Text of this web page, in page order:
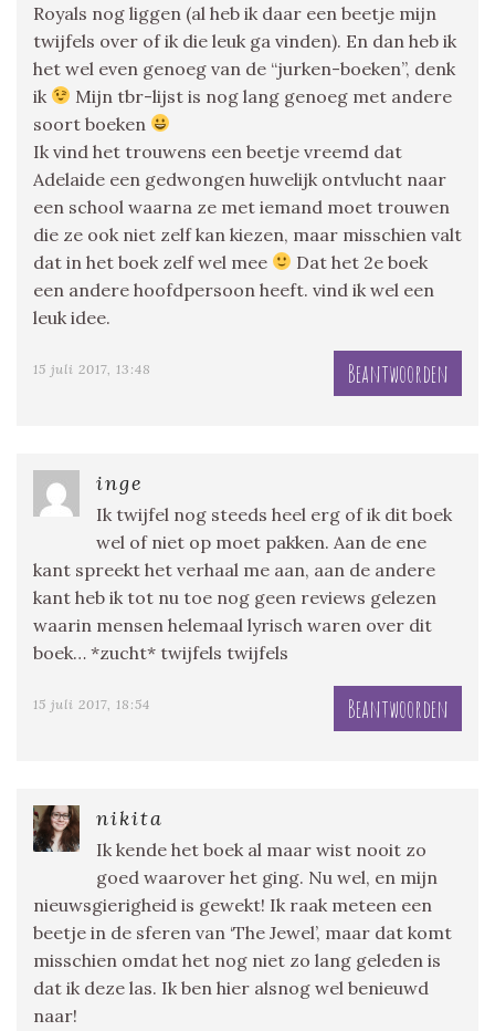
Royals nog liggen (al heb ik daar een beetje mijn
twijfels over of ik die leuk ga vinden). En dan heb ik
het wel even genoeg van de “jurken-boeken”, denk
ik
Mijn tbr-lijst is nog lang genoeg met andere
soort boeken
Ik vind het trouwens een beetje vreemd dat
Adelaide een gedwongen huwelijk ontvlucht naar
een school waarna ze met iemand moet trouwen
die ze ook niet zelf kan kiezen, maar misschien valt
dat in het boek zelf wel mee
Dat het 2e boek
een andere hoofdpersoon heeft. vind ik wel een
leuk idee.
15 juli 2017, 13:48 Beantwoorden
inge
Ik twijfel nog steeds heel erg of ik dit boek
wel of niet op moet pakken. Aan de ene
kant spreekt het verhaal me aan, aan de andere
kant heb ik tot nu toe nog geen reviews gelezen
waarin mensen helemaal lyrisch waren over dit
boek… *zucht* twijfels twijfels
15 juli 2017, 18:54 Beantwoorden
nikita
Ik kende het boek al maar wist nooit zo
goed waarover het ging. Nu wel, en mijn
nieuwsgierigheid is gewekt! Ik raak meteen een
beetje in de sferen van ‘The Jewel’, maar dat komt
misschien omdat het nog niet zo lang geleden is
dat ik deze las. Ik ben hier alsnog wel benieuwd
naar!